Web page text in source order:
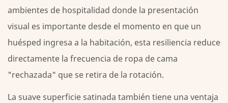
ambientes de hospitalidad donde la presentación
visual es importante desde el momento en que un
huésped ingresa a la habitación, esta resiliencia reduce
directamente la frecuencia de ropa de cama
"rechazada" que se retira de la rotación.
La suave superficie satinada también tiene una ventaja